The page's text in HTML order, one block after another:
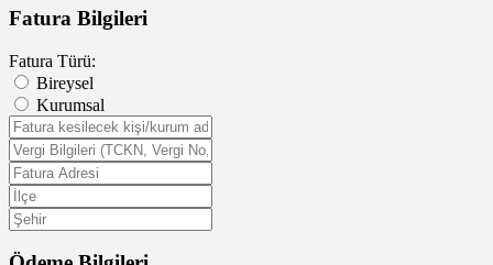
Fatura Bilgileri
Fatura Türü:
Bireysel
Kurumsal